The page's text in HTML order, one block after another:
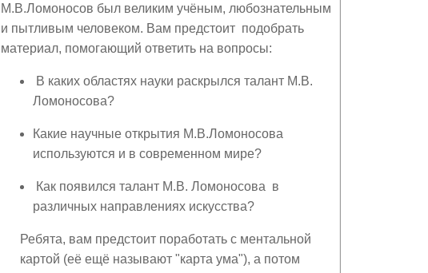
М.В.Ломоносов был великим учёным, любознательным
и пытливым человеком. Вам предстоит подобрать
материал, помогающий ответить на вопросы:
В каких областях науки раскрылся талант М.В.
Ломоносова?
Какие научные открытия М.В.Ломоносова
используются и в современном мире?
Как появился талант М.В. Ломоносова в
различных направлениях искусства?
Ребята, вам предстоит поработать с ментальной
картой (её ещё называют "карта ума"), а потом